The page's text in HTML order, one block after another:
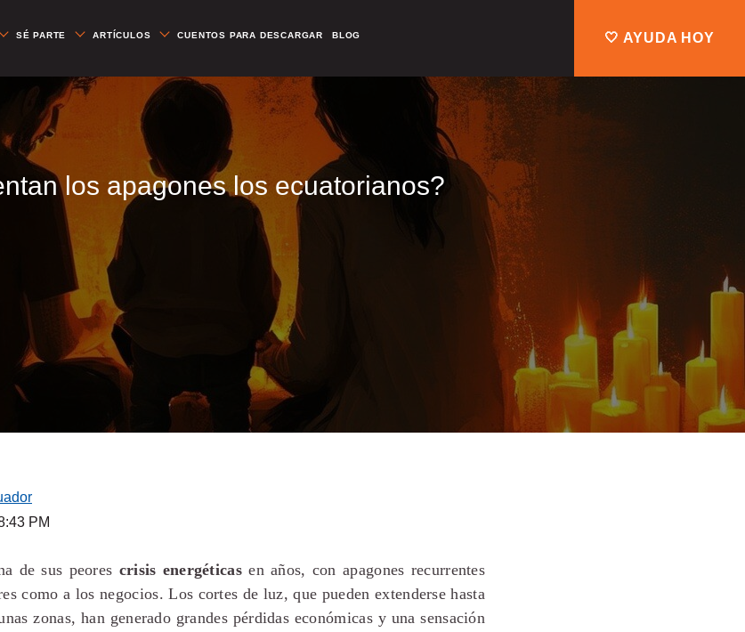
SÉ PARTE ARTÍCULOS CUENTOS PARA DESCARGAR BLOG 🤍 AYUDA HOY
los apagones los ecuatorianos?
PM
de sus peores crisis energéticas en años, con apagones recurrentes
como a los negocios. Los cortes de luz, que pueden extenderse hasta
zonas, han generado grandes pérdidas económicas y una sensación